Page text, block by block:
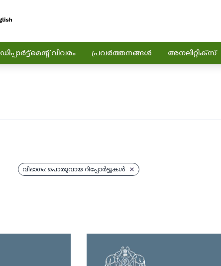
ഡിപ്പാർട്ട്മെന്റ് വിവരം പ്രവർത്തനങ്ങൾ അനലിറ്റിക്സ്
വിഭാഗം: പൊതുവായ റിപ്പോർട്ടുകൾ